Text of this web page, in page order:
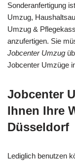
Sonderanfertigung
Umzug,
Umzug &
anzufertigen. Sie
Jobcenter Umzug
Jobcenter Umzüge
Jobcenter
Ihnen Ihre
Düsseldorf
Lediglich benutzen